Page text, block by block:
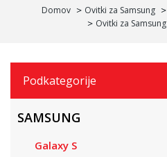
Domov Ovitki za Samsung
Ovitki za Samsung
Podkategorije
SAMSUNG
Galaxy S